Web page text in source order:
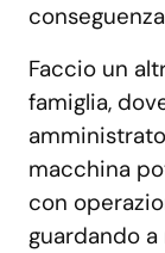
Faccio un
famiglia,
macchina
con
guardando